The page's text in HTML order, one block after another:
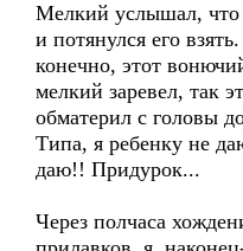
Мелкий услышал, что
и потянулся его
конечно, этот
мелкий заревел, так
обматерил с головы
Типа, я ребенку не
даю!! Придурок...
Через полчаса